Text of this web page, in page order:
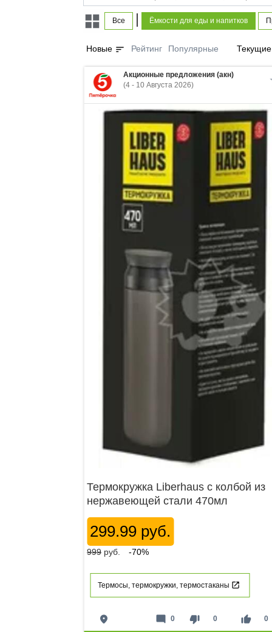
Все | Ёмкости для еды и напитков
Новые sort Рейтинг Популярные Текущие
Акционные предложения (акн)
(4 - 10 Августа 2026)
Термокружка Liberhaus с колбой из
нержавеющей стали 470мл
299.99 руб.
999 руб. -70%
Термосы, термокружки, термостаканы
place thumb_down 0 thumb_up 0
mode_comment 0